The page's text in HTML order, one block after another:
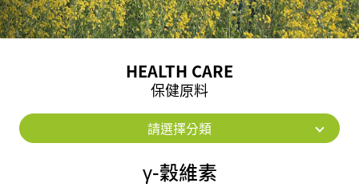
HEALTH CARE
保健原料
請選擇分類
γ-穀維素